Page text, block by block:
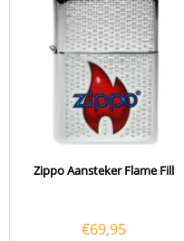
Zippo Aansteker Flame Fill
€69,95